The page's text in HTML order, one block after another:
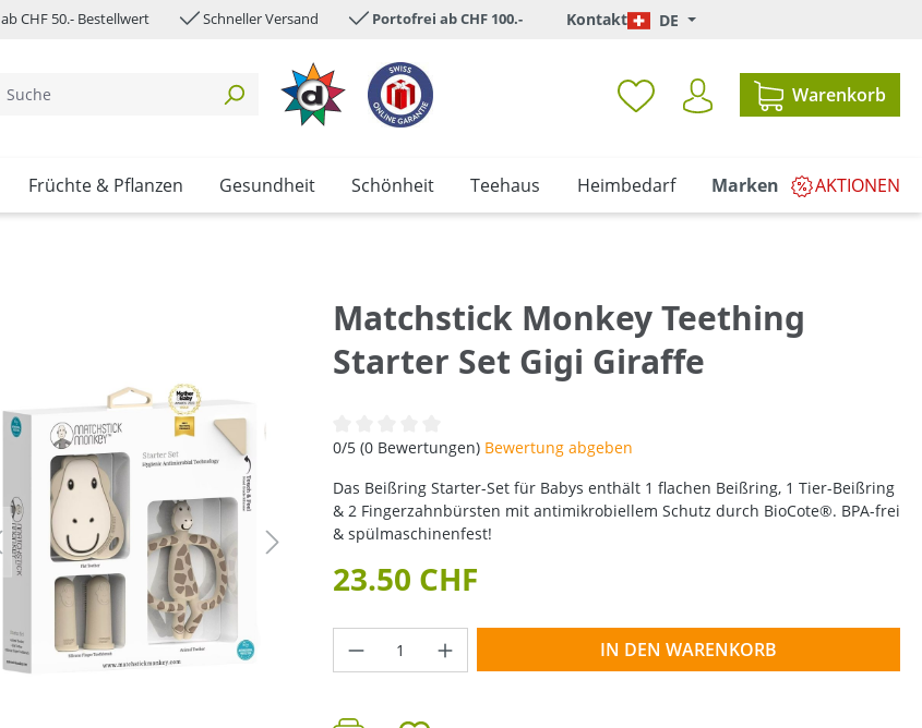
ab CHF 50.- Bestellwert Schneller Versand Portofrei ab CHF 100.- Kontakt DE
Warenkorb
Früchte & Pflanzen Gesundheit Schönheit Teehaus Heimbedarf Marken AKTIONEN
Matchstick Monkey Teething
Starter Set Gigi Giraffe
Durchschnittliche Bewertung von 0 von 5 Sternen
0/5 (0 Bewertungen) Bewertung abgeben
Das Beißring Starter-Set für Babys enthält 1 flachen Beißring, 1 Tier-Beißring
& 2 Fingerzahnbürsten mit antimikrobiellem Schutz durch BioCote®. BPA-frei
& spülmaschinenfest!
23.50 CHF
Produkt Anzahl: Gib den gewünschten Wert
IN DEN WARENKORB